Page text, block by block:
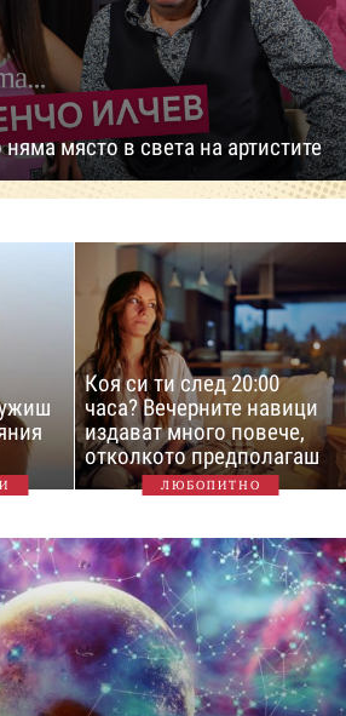
място в света на артистите
Коя си ти след 20:00
часа? Вечерните навици
издават много повече,
отколкото предполагаш
ЛЮБОПИТНО